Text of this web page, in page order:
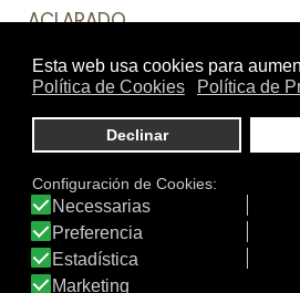
ACLARADO
Mascarilla capilar que reaviva el
Fórmula ultra-hidratante y
pérdida durante los lavados.
Ver producto